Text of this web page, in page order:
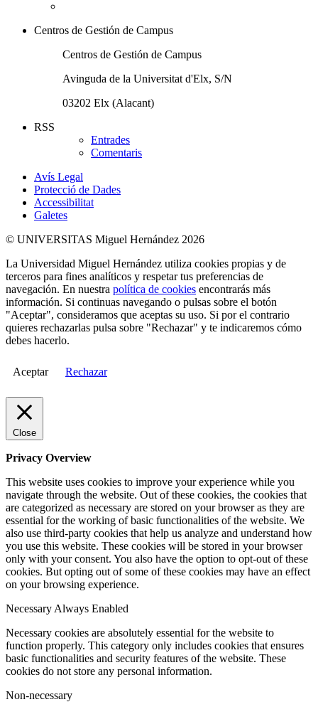
Centros de Gestión de Campus
Centros de Gestión de Campus
Avinguda de la Universitat d'Elx, S/N
03202 Elx (Alacant)
RSS
Entrades
Comentaris
Avís Legal
Protecció de Dades
Accessibilitat
Galetes
© UNIVERSITAS Miguel Hernández 2026
La Universidad Miguel Hernández utiliza cookies propias y de
terceros para fines analíticos y respetar tus preferencias de
navegación. En nuestra política de cookies encontrarás más
información. Si continuas navegando o pulsas sobre el botón
"Aceptar", consideramos que aceptas su uso. Si por el contrario
quieres rechazarlas pulsa sobre "Rechazar" y te indicaremos cómo
debes hacerlo.
Aceptar Rechazar
Close
Privacy Overview
This website uses cookies to improve your experience while you
navigate through the website. Out of these cookies, the cookies that
are categorized as necessary are stored on your browser as they are
essential for the working of basic functionalities of the website. We
also use third-party cookies that help us analyze and understand how
you use this website. These cookies will be stored in your browser
only with your consent. You also have the option to opt-out of these
cookies. But opting out of some of these cookies may have an effect
on your browsing experience.
Necessary Always Enabled
Necessary cookies are absolutely essential for the website to
function properly. This category only includes cookies that ensures
basic functionalities and security features of the website. These
cookies do not store any personal information.
Non-necessary